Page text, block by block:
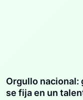
Orgullo nacional:
se fija en un